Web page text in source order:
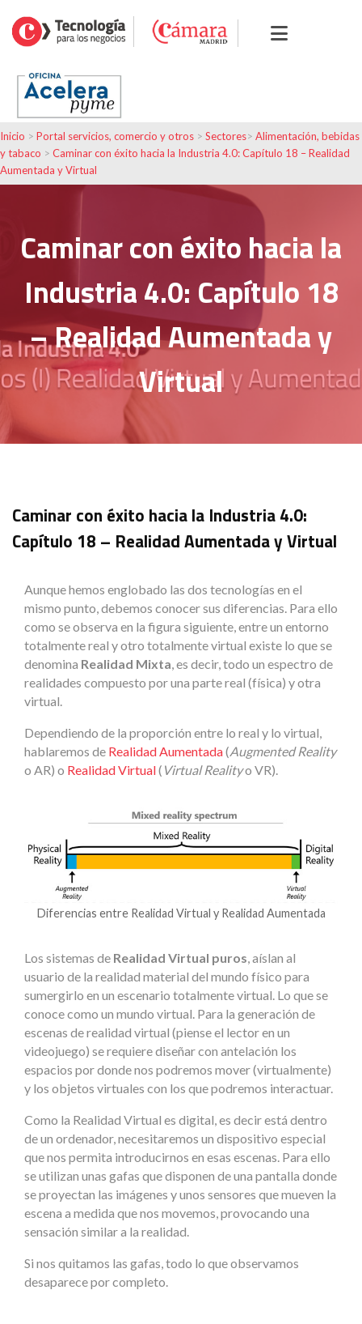
Inicio > Portal servicios, comercio y otros > Sectores> Alimentación, bebidas
y tabaco > Caminar con éxito hacia la Industria 4.0: Capítulo 18 – Realidad
Aumentada y Virtual
Caminar con éxito hacia la
Industria 4.0: Capítulo 18
– Realidad Aumentada y
Virtual
Caminar con éxito hacia la Industria 4.0:
Capítulo 18 – Realidad Aumentada y Virtual
Aunque hemos englobado las dos tecnologías en el
mismo punto, debemos conocer sus diferencias. Para ello
como se observa en la figura siguiente, entre un entorno
totalmente real y otro totalmente virtual existe lo que se
denomina Realidad Mixta, es decir, todo un espectro de
realidades compuesto por una parte real (física) y otra
virtual.
Dependiendo de la proporción entre lo real y lo virtual,
hablaremos de Realidad Aumentada(Augmented Reality
o AR) o Realidad Virtual( Virtual Realityo VR).
Diferencias entre Realidad Virtual y Realidad Aumentada
Los sistemas de Realidad Virtual puros , aíslan al
usuario de la realidad material del mundo físico para
sumergirlo en un escenario totalmente virtual. Lo que se
conoce como un mundo virtual. Para la generación de
escenas de realidad virtual (piense el lector en un
videojuego) se requiere diseñar con antelación los
espacios por donde nos podremos mover (virtualmente)
y los objetos virtuales con los que podremos interactuar.
Como la Realidad Virtual es digital, es decir está dentro
de un ordenador, necesitaremos un dispositivo especial
que nos permita introducirnos en esas escenas. Para ello
se utilizan unas gafas que disponen de una pantalla donde
se proyectan las imágenes y unos sensores que mueven la
escena a medida que nos movemos, provocando una
sensación similar a la realidad.
Si nos quitamos las gafas, todo lo que observamos
desaparece por completo.